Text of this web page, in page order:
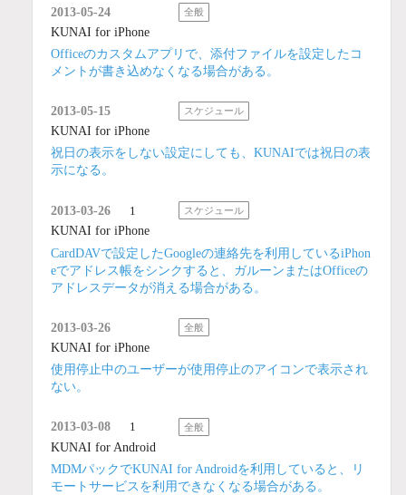
2013-05-24 全般
KUNAI for iPhone
Officeのカスタムアプリで、添付ファイルを設定したコ
メントが書き込めなくなる場合がある。
2013-05-15 スケジュール
KUNAI for iPhone
祝日の表示をしない設定にしても、KUNAIでは祝日の表
示になる。
2013-03-26 1 スケジュール
KUNAI for iPhone
CardDAVで設定したGoogleの連絡先を利用しているiPhon
eでアドレス帳をシンクすると、ガルーンまたはOfficeの
アドレスデータが消える場合がある。
2013-03-26 全般
KUNAI for iPhone
使用停止中のユーザーが使用停止のアイコンで表示され
ない。
2013-03-08 1 全般
KUNAI for Android
MDMパックでKUNAI for Androidを利用していると、リ
モートサービスを利用できなくなる場合がある。